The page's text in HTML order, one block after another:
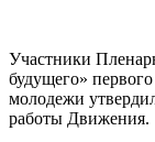
Участники
будущего»
молодежи
работы Движения.